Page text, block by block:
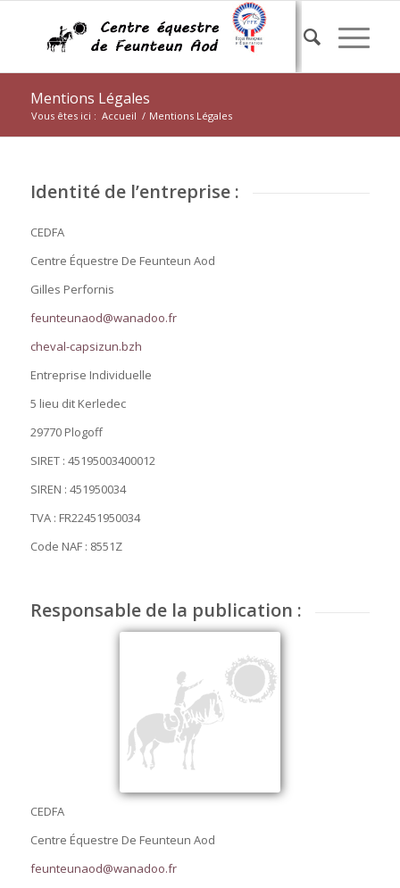
Mentions Légales
Vous êtes ici : Accueil / Mentions Légales
Identité de l’entreprise :
CEDFA
Centre Équestre De Feunteun Aod
Gilles Perfornis
feunteunaod@wanadoo.fr
cheval-capsizun.bzh
Entreprise Individuelle
5 lieu dit Kerledec
29770 Plogoff
SIRET : 45195003400012
SIREN : 451950034
TVA : FR22451950034
Code NAF : 8551Z
Responsable de la publication :
CEDFA
Centre Équestre De Feunteun Aod
feunteunaod@wanadoo.fr